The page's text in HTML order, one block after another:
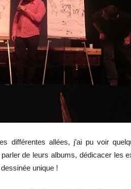
différentes allées, j’ai pu voir
de leurs albums, dédicacer les
unique !